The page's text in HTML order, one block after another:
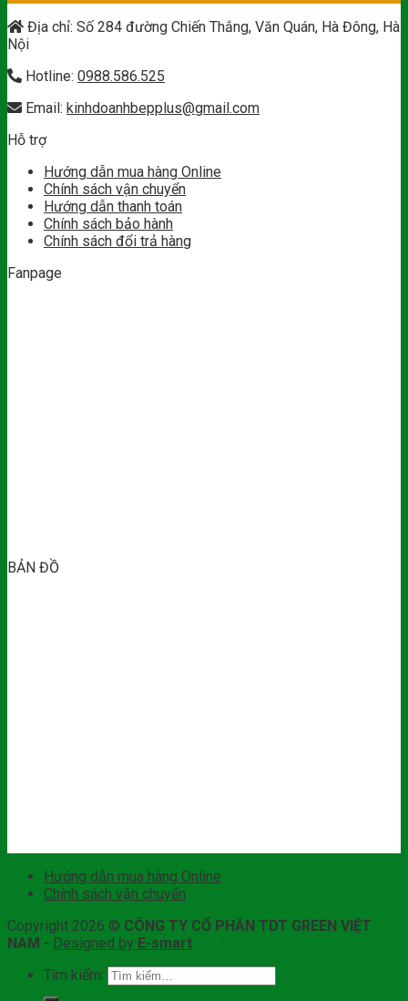
Địa chỉ: Số 284 đường Chiến Thắng, Văn Quán, Hà Đông, Hà
Nội
Hotline: 0988.586.525
Email: kinhdoanhbepplus@gmail.com
Hỗ trợ
Hướng dẫn mua hàng Online
Chính sách vận chuyển
Hướng dẫn thanh toán
Chính sách bảo hành
Chính sách đổi trả hàng
Fanpage
BẢN ĐỒ
Hướng dẫn mua hàng Online
Chính sách vận chuyển
Copyright 2026 © CÔNG TY CỔ PHẦN TDT GREEN VIỆT
NAM - Designed by E-smart
Tìm kiếm: